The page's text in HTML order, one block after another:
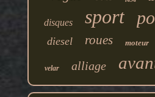
disques sport
diesel roues moteur
velar alliage